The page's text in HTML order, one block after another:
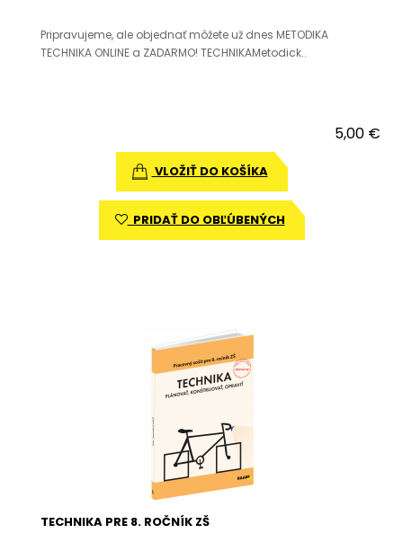
Pripravujeme, ale objednať môžete už dnes METODIKA
TECHNIKA ONLINE a ZADARMO! TECHNIKAMetodick..
5,00 €
VLOŽIŤ DO KOŠÍKA
PRIDAŤ DO OBĽÚBENÝCH
TECHNIKA PRE 8. ROČNÍK ZŠ